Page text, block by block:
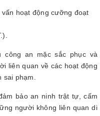
công an mặc sắc phục và
liên quan về các hoạt động
phạm.
bảo an ninh trật tự, cấm
người không liên quan di